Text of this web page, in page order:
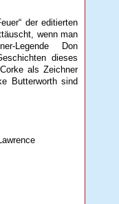
der editierten
wenn man
Legende Don
dieses
als Zeichner
Butterworth sind